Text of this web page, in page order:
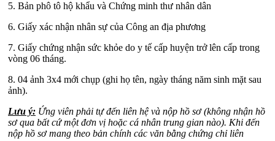
5. Bản phô tô hộ khẩu và Chứng minh thư nhân dân
6. Giấy xác nhận nhân sự của Công an địa phương
7. Giấy chứng nhận sức khỏe do y tế cấp huyện trở lên cấp trong
vòng 06 tháng.
8. 04 ảnh 3x4 mới chụp (ghi họ tên, ngày tháng năm sinh mặt sau
ảnh).
Lưu ý: Ứng viên phải tự đến liên hệ và nộp hồ sơ (không nhận hồ
sơ qua bất cứ một đơn vị hoặc cá nhân trung gian nào). Khi đến
nộp hồ sơ mang theo bản chính các văn bằng chứng chỉ liên